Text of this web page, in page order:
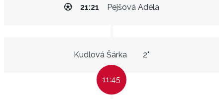
Pejšová Adéla
21:21
Kudlová Šárka 2"
11:45